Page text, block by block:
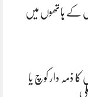
کے ہاتھوں میں
ذمہ دار کوچ یا